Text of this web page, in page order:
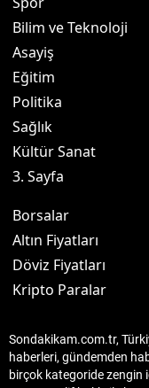
Bilim ve Teknoloji
Asayiş
Eğitim
Politika
Sağlık
Kültür Sanat
3. Sayfa
Borsalar
Altın Fiyatları
Döviz Fiyatları
Kripto Paralar
Sondakikam.com.tr,
haberleri, gündemden
birçok kategoride zengin